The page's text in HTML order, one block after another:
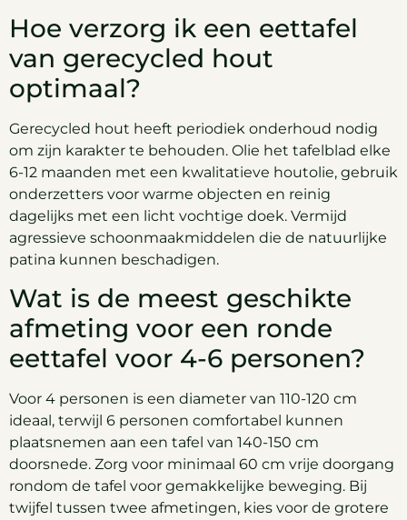
Hoe verzorg ik een eettafel
van gerecycled hout
optimaal?
Gerecycled hout heeft periodiek onderhoud nodig
om zijn karakter te behouden. Olie het tafelblad elke
6-12 maanden met een kwalitatieve houtolie, gebruik
onderzetters voor warme objecten en reinig
dagelijks met een licht vochtige doek. Vermijd
agressieve schoonmaakmiddelen die de natuurlijke
patina kunnen beschadigen.
Wat is de meest geschikte
afmeting voor een ronde
eettafel voor 4-6 personen?
Voor 4 personen is een diameter van 110-120 cm
ideaal, terwijl 6 personen comfortabel kunnen
plaatsnemen aan een tafel van 140-150 cm
doorsnede. Zorg voor minimaal 60 cm vrije doorgang
rondom de tafel voor gemakkelijke beweging. Bij
twijfel tussen twee afmetingen, kies voor de grotere